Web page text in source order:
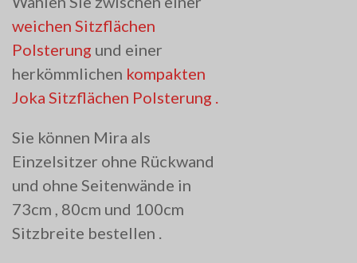
weichen Sitzflächen
Polsterung und einer
herkömmlichen kompakten
Joka Sitzflächen Polsterung .
Sie können Mira als
Einzelsitzer ohne Rückwand
und ohne Seitenwände in
73cm , 80cm und 100cm
Sitzbreite bestellen .